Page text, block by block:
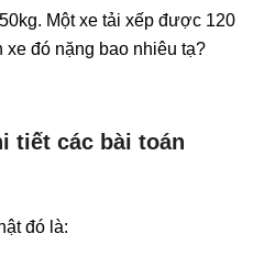
Một xe tải xếp được 120
xe đó nặng bao nhiêu tạ?
tiết các bài toán
đó là: